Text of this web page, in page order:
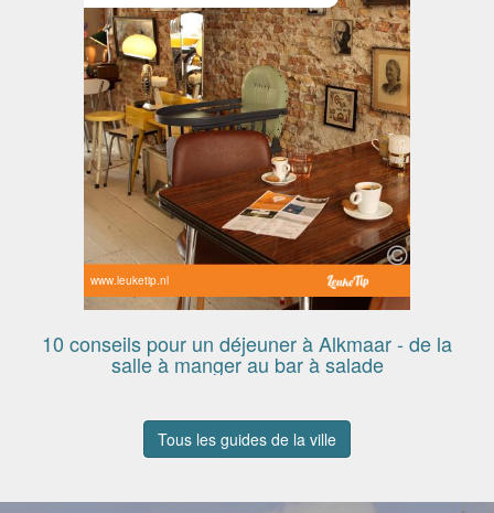
www.leuketip.nl
10 conseils pour un déjeuner à Alkmaar - de la
salle à manger au bar à salade
Tous les guides de la ville